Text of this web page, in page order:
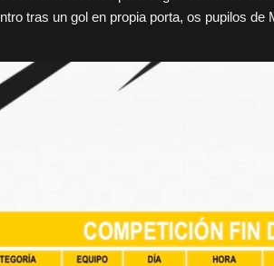
tras un gol en propia porta, os pupilos